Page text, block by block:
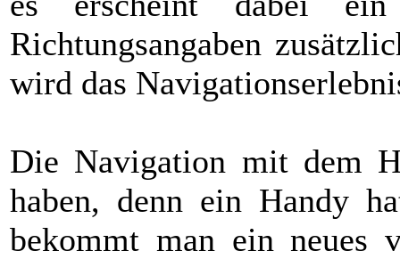
Richtungsangaben
wird das
Die Navigation mit dem
haben, denn ein Handy
bekommt man ein neues